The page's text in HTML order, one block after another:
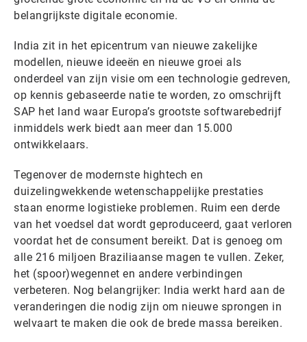
belangrijkste digitale economie.
India zit in het epicentrum van nieuwe zakelijke
modellen, nieuwe ideeën en nieuwe groei als
onderdeel van zijn visie om een technologie gedreven,
op kennis gebaseerde natie te worden, zo omschrijft
SAP het land waar Europa’s grootste softwarebedrijf
inmiddels werk biedt aan meer dan 15.000
ontwikkelaars.
Tegenover de modernste hightech en
duizelingwekkende wetenschappelijke prestaties
staan enorme logistieke problemen. Ruim een derde
van het voedsel dat wordt geproduceerd, gaat verloren
voordat het de consument bereikt. Dat is genoeg om
alle 216 miljoen Braziliaanse magen te vullen. Zeker,
het (spoor)wegennet en andere verbindingen
verbeteren. Nog belangrijker: India werkt hard aan de
veranderingen die nodig zijn om nieuwe sprongen in
welvaart te maken die ook de brede massa bereiken.